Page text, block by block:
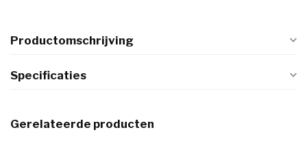
Productomschrijving
Specificaties
Gerelateerde producten